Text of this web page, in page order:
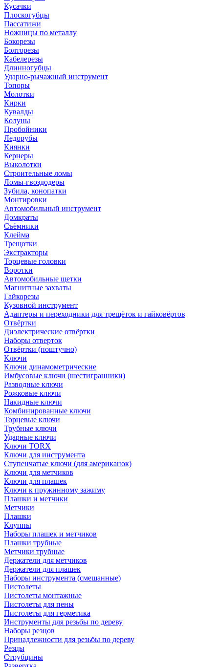
Кусачки
Плоскогубцы
Пассатижи
Ножницы по металлу
Бокорезы
Болторезы
Кабелерезы
Длинногубцы
Ударно-рычажный инструмент
Топоры
Молотки
Кирки
Кувалды
Колуны
Пробойники
Ледорубы
Киянки
Кернеры
Выколотки
Строительные ломы
Ломы-гвоздодеры
Зубила, конопатки
Монтировки
Автомобильный инструмент
Домкраты
Съёмники
Клейма
Трещотки
Экстракторы
Торцевые головки
Воротки
Автомобильные щетки
Магнитные захваты
Гайкорезы
Кузовной инструмент
Адаптеры и переходники для трещёток и гайковёртов
Отвёртки
Диэлектрические отвёртки
Наборы отверток
Отвёртки (поштучно)
Ключи
Ключи динамометрические
Имбусовые ключи (шестигранники)
Разводные ключи
Рожковые ключи
Накидные ключи
Комбинированные ключи
Торцевые ключи
Трубные ключи
Ударные ключи
Ключи TORX
Ключи для инструмента
Ступенчатые ключи (для американок)
Ключи для метчиков
Ключи для плашек
Ключи к пружинному зажиму
Плашки и метчики
Метчики
Плашки
Клуппы
Наборы плашек и метчиков
Плашки трубные
Метчики трубные
Держатели для метчиков
Держатели для плашек
Наборы инструмента (смешанные)
Пистолеты
Пистолеты монтажные
Пистолеты для пены
Пистолеты для герметика
Инструменты для резьбы по дереву
Наборы резцов
Принадлежности для резьбы по дереву
Резцы
Струбцины